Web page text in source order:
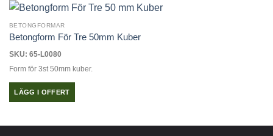
BETONGFORMAR
Betongform För Tre 50mm Kuber
SKU: 65-L0080
Form för 3st 50mm kuber.
LÄGG I OFFERT